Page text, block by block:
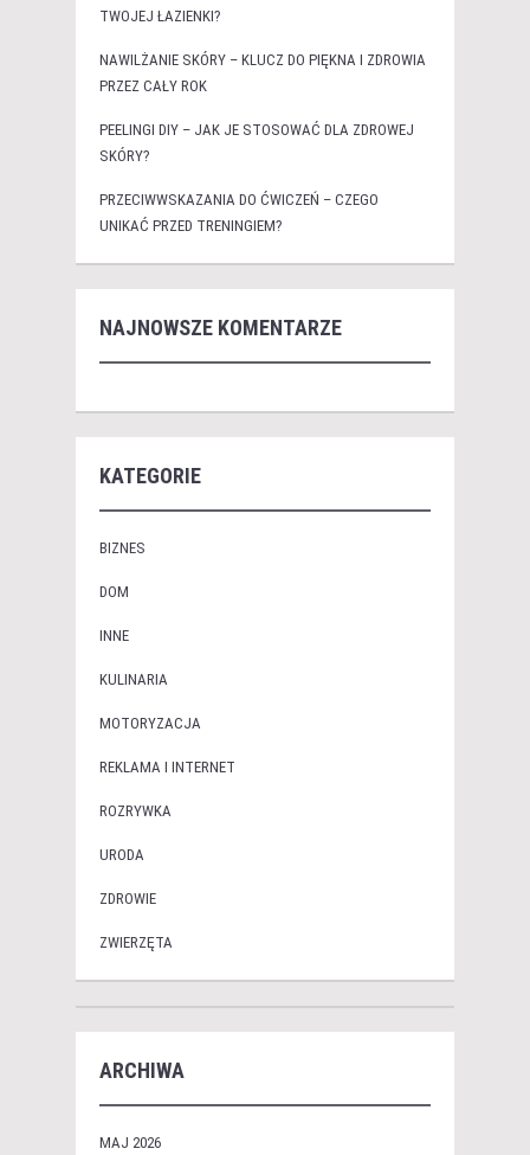
TWOJEJ ŁAZIENKI?
NAWILŻANIE SKÓRY – KLUCZ DO PIĘKNA I ZDROWIA
PRZEZ CAŁY ROK
PEELINGI DIY – JAK JE STOSOWAĆ DLA ZDROWEJ
SKÓRY?
PRZECIWWSKAZANIA DO ĆWICZEŃ – CZEGO
UNIKAĆ PRZED TRENINGIEM?
NAJNOWSZE KOMENTARZE
KATEGORIE
BIZNES
DOM
INNE
KULINARIA
MOTORYZACJA
REKLAMA I INTERNET
ROZRYWKA
URODA
ZDROWIE
ZWIERZĘTA
ARCHIWA
MAJ 2026